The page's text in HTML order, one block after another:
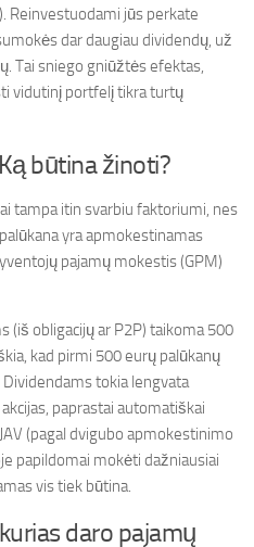
). Reinvestuodami jūs perkate
dar daugiau dividendų, už
Tai sniego gniūžtės efektas,
vidutinį portfelį tikra turtų
būtina žinoti?
tampa itin svarbiu faktoriumi, nes
yra apmokestinamas
pajamų mokestis (GPM)
(iš obligacijų ar P2P) taikoma 500
kad pirmi 500 eurų palūkanų
tokia lengvata
paprastai automatiškai
(pagal dvigubo apmokestinimo
papildomai mokėti dažniausiai
vis tiek būtina.
daro pajamų